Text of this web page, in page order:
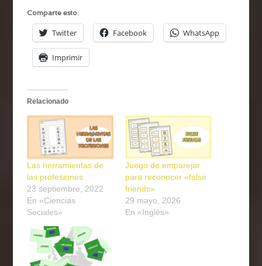
Comparte esto:
Twitter Facebook WhatsApp
Imprimir
Relacionado
Las herramientas de
las profesiones
23 septiembre, 2022
En «Ciencias
Sociales»
Juego de emparejar
para reconocer «false
friends»
29 mayo, 2026
En «Inglés»